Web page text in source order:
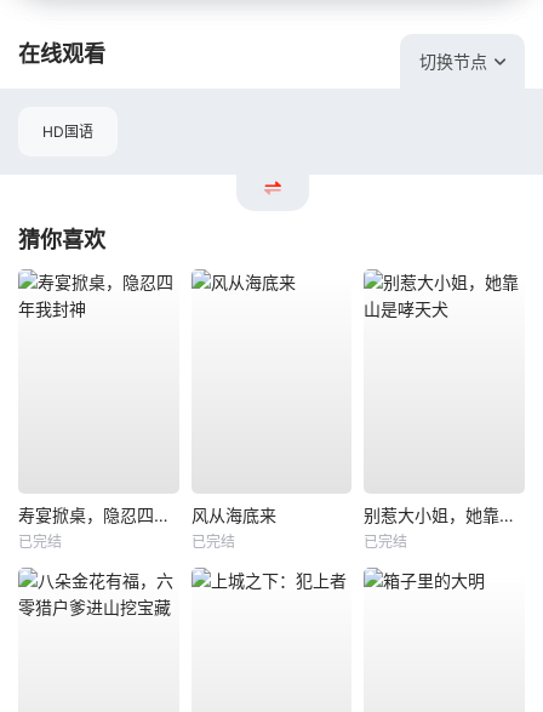
在线观看 切换节点
HD国语
猜你喜欢
寿宴掀桌，隐忍四年我封神
已完结
风从海底来
已完结
别惹大小姐，她靠山是哮天犬
已完结